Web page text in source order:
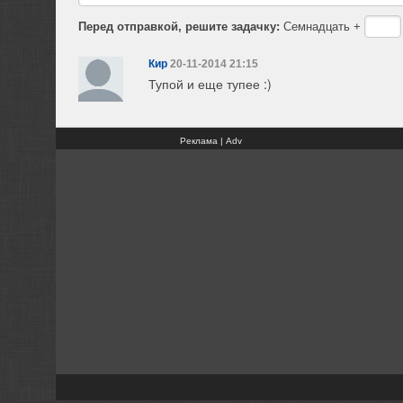
Перед отправкой, решите задачку: Семнадцать +
Кир 20-11-2014 21:15
Тупой и еще тупее :)
Реклама | Adv